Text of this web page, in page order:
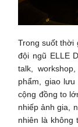
Trong suốt thời
đội ngũ ELLE
talk,
phẩm, giao
cộng đồng to
nhiếp ảnh gia,
nhiên là không